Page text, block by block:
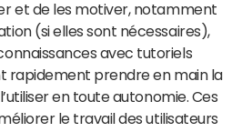
et de les motiver, notamment
(si elles sont nécessaires),
avec tutoriels
rapidement prendre en main la
en toute autonomie. Ces
le travail des utilisateurs